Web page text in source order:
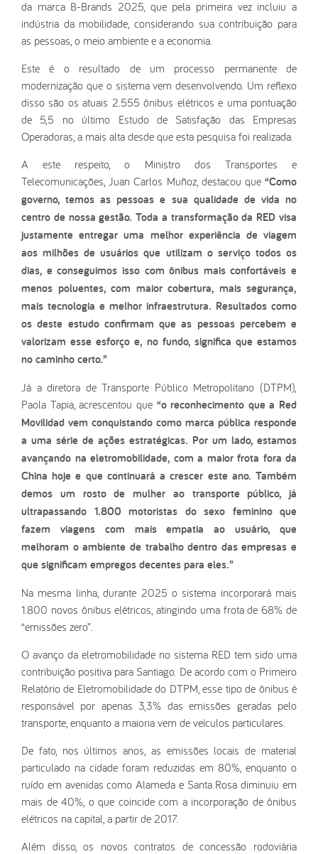
da marca B-Brands 2025, que pela primeira vez incluiu a
indústria da mobilidade, considerando sua contribuição para
as pessoas, o meio ambiente e a economia.
Este é o resultado de um processo permanente de
modernização que o sistema vem desenvolvendo. Um reflexo
disso são os atuais 2.555 ônibus elétricos e uma pontuação
de 5,5 no último Estudo de Satisfação das Empresas
Operadoras, a mais alta desde que esta pesquisa foi realizada.
A este respeito, o Ministro dos Transportes e
Telecomunicações, Juan Carlos Muñoz, destacou que “Como
governo, temos as pessoas e sua qualidade de vida no
centro de nossa gestão. Toda a transformação da RED visa
justamente entregar uma melhor experiência de viagem
aos milhões de usuários que utilizam o serviço todos os
dias, e conseguimos isso com ônibus mais confortáveis e
menos poluentes, com maior cobertura, mais segurança,
mais tecnologia e melhor infraestrutura. Resultados como
os deste estudo confirmam que as pessoas percebem e
valorizam esse esforço e, no fundo, significa que estamos
no caminho certo.”
Já a diretora de Transporte Público Metropolitano (DTPM),
Paola Tapia, acrescentou que “o reconhecimento que a Red
Movilidad vem conquistando como marca pública responde
a uma série de ações estratégicas. Por um lado, estamos
avançando na eletromobilidade, com a maior frota fora da
China hoje e que continuará a crescer este ano. Também
demos um rosto de mulher ao transporte público, já
ultrapassando 1.800 motoristas do sexo feminino que
fazem viagens com mais empatia ao usuário, que
melhoram o ambiente de trabalho dentro das empresas e
que significam empregos decentes para eles.”
Na mesma linha, durante 2025 o sistema incorporará mais
1.800 novos ônibus elétricos, atingindo uma frota de 68% de
“emissões zero”.
O avanço da eletromobilidade no sistema RED tem sido uma
contribuição positiva para Santiago. De acordo com o Primeiro
Relatório de Eletromobilidade do DTPM, esse tipo de ônibus é
responsável por apenas 3,3% das emissões geradas pelo
transporte, enquanto a maioria vem de veículos particulares.
De fato, nos últimos anos, as emissões locais de material
particulado na cidade foram reduzidas em 80%, enquanto o
ruído em avenidas como Alameda e Santa Rosa diminuiu em
mais de 40%, o que coincide com a incorporação de ônibus
elétricos na capital, a partir de 2017.
Além disso, os novos contratos de concessão rodoviária